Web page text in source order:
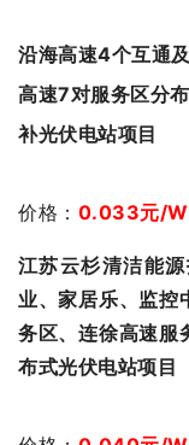
沿海高速4个互通
高速7对服务区分
补光伏电站项目
价格： 0.033元/W
江苏云杉清洁能
业、家居乐、监控
务区、连徐高速服
布式光伏电站项目